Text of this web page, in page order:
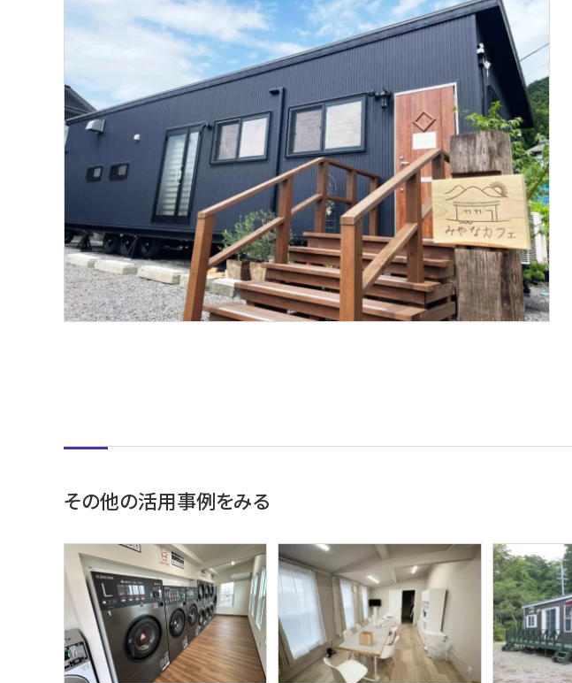
その他の活用事例をみる